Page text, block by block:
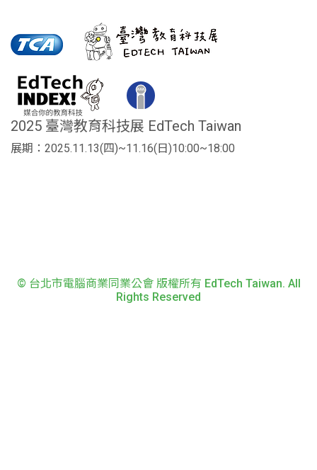
2025 臺灣教育科技展 EdTech Taiwan
展期：2025.11.13(四)~11.16(日)10:00~18:00
© 台北市電腦商業同業公會 版權所有 EdTech Taiwan. All
Rights Reserved